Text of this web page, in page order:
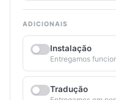
ADICIONAIS
Instalação
Entregamos
Tradução